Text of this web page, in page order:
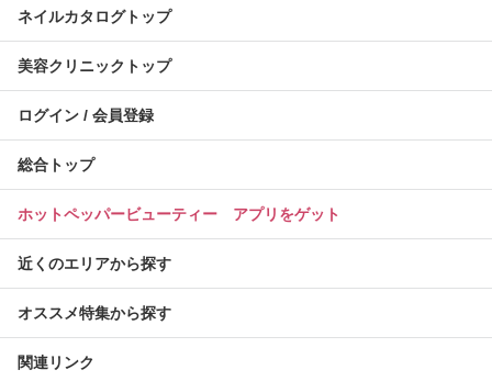
ネイルカタログトップ
美容クリニックトップ
ログイン / 会員登録
総合トップ
ホットペッパービューティー アプリをゲット
近くのエリアから探す
オススメ特集から探す
関連リンク